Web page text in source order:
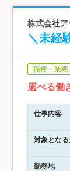
株式会社
＼未経
職種・業種
選べる働
仕事内容
対象とな
勤務地